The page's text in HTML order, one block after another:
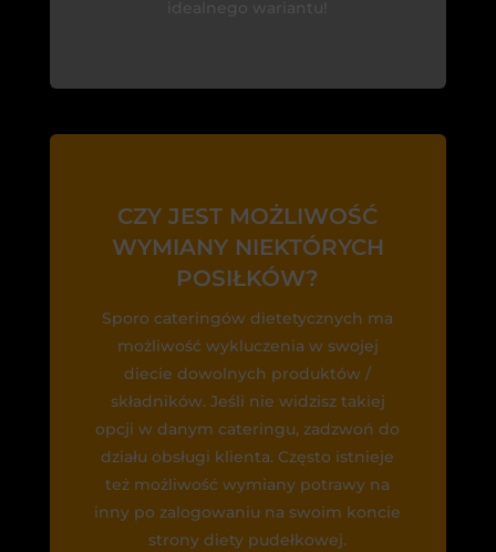
CZY JEST MOŻLIWOŚĆ
WYMIANY NIEKTÓRYCH
POSIŁKÓW?
Sporo cateringów dietetycznych ma
możliwość wykluczenia w swojej
diecie dowolnych produktów /
składników. Jeśli nie widzisz takiej
opcji w danym cateringu, zadzwoń do
działu obsługi klienta. Często istnieje
też możliwość wymiany potrawy na
inny po zalogowaniu na swoim koncie
strony diety pudełkowej.